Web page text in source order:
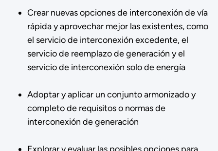
Crear nuevas opciones de interconexión de vía
rápida y aprovechar mejor las existentes, como
el servicio de interconexión excedente, el
servicio de reemplazo de generación y el
servicio de interconexión solo de energía
Adoptar y aplicar un conjunto armonizado y
completo de requisitos o normas de
interconexión de generación
Explorar y evaluar las posibles opciones para